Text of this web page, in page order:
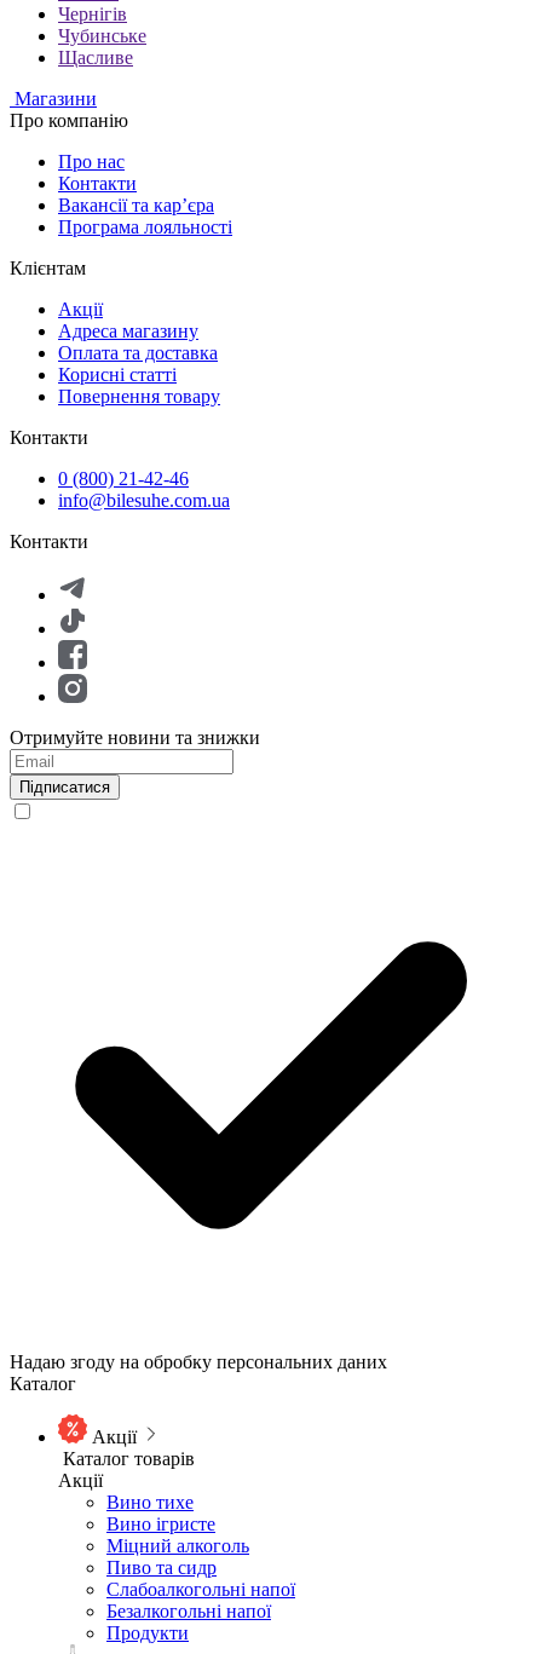
Чернігів
Чубинське
Щасливе
Магазини
Про компанію
Про нас
Контакти
Вакансії та кар’єра
Програма лояльності
Клієнтам
Акції
Адреса магазину
Оплата та доставка
Корисні статті
Повернення товару
Контакти
0 (800) 21-42-46
info@bilesuhe.com.ua
Контакти
Отримуйте новини та знижки
Підписатися
Надаю згоду на обробку персональних даних
Каталог
Акції
Каталог товарів
Акції
Вино тихе
Вино ігристе
Міцний алкоголь
Пиво та сидр
Слабоалкогольні напої
Безалкогольні напої
Продукти